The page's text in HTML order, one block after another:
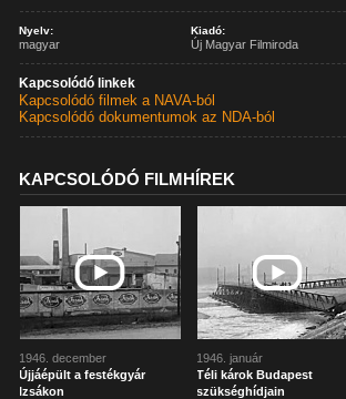
Nyelv:
magyar
Kiadó:
Új Magyar Filmiroda
Kapcsolódó linkek
Kapcsolódó filmek a NAVA-ból
Kapcsolódó dokumentumok az NDA-ból
KAPCSOLÓDÓ FILMHÍREK
1946. december
Újjáépült a festékgyár
Izsákon
1946. január
Téli károk Budapest
szükséghídjain